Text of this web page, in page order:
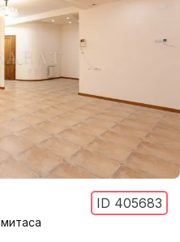
ID 405683